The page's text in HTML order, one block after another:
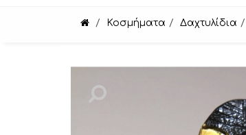
Κοσμήματα Δαχτυλίδια